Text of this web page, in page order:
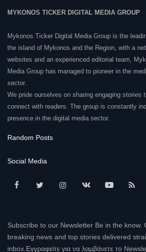
MYKONOS TICKER DIGITAL MEDIA GROUP
Mykonos Ticker Digital Media Group is the
the island of Mykonos and the Region, with a
websites and an experienced editorial team,
Media Group has managed to pioneer in the
sector.
We pride ourselves on sharing engaging stories
connect with readers. The group is constantly
presence in the digital media sector.
Random Posts
Social Media
Subscribe to our Newsletter Be in the know.
breaking news and top stories delivered
inbox.Εγγραφείτε για να λαμβάνετε το